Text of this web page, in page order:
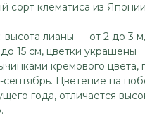
сорт клематиса из
высота лианы — от 2 до 3
15 см, цветки украшены
кремового цвета,
Цветение на
года, отличается